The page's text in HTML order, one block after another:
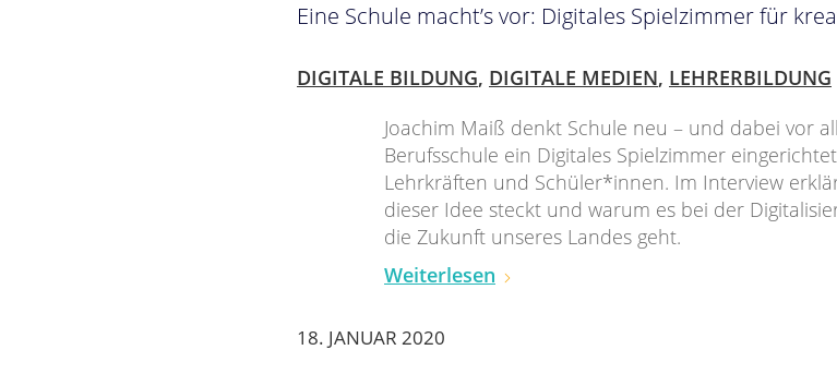
Eine Schule macht’s vor: Digitales Spielzimmer für
DIGITALE BILDUNG, DIGITALE MEDIEN, LEHRERBILDUNG
Joachim Maiß denkt Schule neu – und dabei vor
Berufsschule ein Digitales Spielzimmer
Lehrkräften und Schüler*innen. Im Interview
dieser Idee steckt und warum es bei der
die Zukunft unseres Landes geht.
Weiterlesen
18. JANUAR 2020